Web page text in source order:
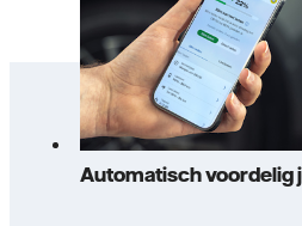
Automatisch voordelig